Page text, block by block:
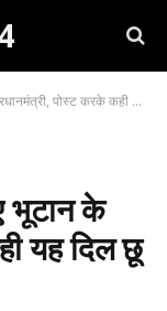
करके कही यह दिल छू लेने वाली बात…
भूटान के
यह दिल छू